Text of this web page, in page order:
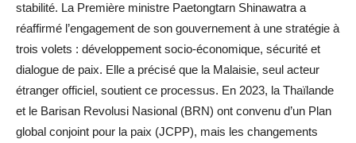
stabilité. La Première ministre Paetongtarn Shinawatra a
réaffirmé l’engagement de son gouvernement à une stratégie à
trois volets : développement socio-économique, sécurité et
dialogue de paix. Elle a précisé que la Malaisie, seul acteur
étranger officiel, soutient ce processus. En 2023, la Thaïlande
et le Barisan Revolusi Nasional (BRN) ont convenu d’un Plan
global conjoint pour la paix (JCPP), mais les changements